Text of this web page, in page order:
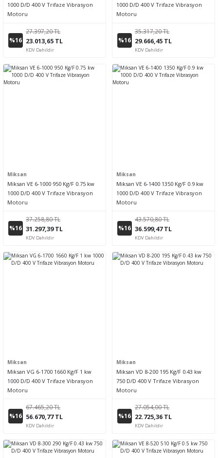
1000 D/D 400 V Trifaze Vibrasyon
Motoru
%16
27.397,20 TL
23.013,65 TL
KDV Dahildir
1000 D/D 400 V Trifaze Vibrasyon
Motoru
%16
35.317,20 TL
29.666,45 TL
KDV Dahildir
Miksan
Miksan VE 6-1000 950 Kg/F 0.75 kw
1000 D/D 400 V Trifaze Vibrasyon
Motoru
%16
37.258,80 TL
31.297,39 TL
KDV Dahildir
Miksan
Miksan VE 6-1400 1350 Kg/F 0.9 kw
1000 D/D 400 V Trifaze Vibrasyon
Motoru
%16
43.570,80 TL
36.599,47 TL
KDV Dahildir
Miksan
Miksan VG 6-1700 1660 Kg/F 1 kw
1000 D/D 400 V Trifaze Vibrasyon
Motoru
%16
67.465,20 TL
56.670,77 TL
KDV Dahildir
Miksan
Miksan VD 8-200 195 Kg/F 0.43 kw
750 D/D 400 V Trifaze Vibrasyon
Motoru
%16
27.054,00 TL
22.725,36 TL
KDV Dahildir